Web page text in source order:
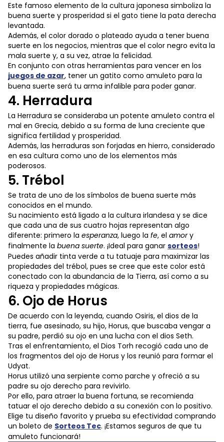
Este famoso elemento de la cultura japonesa simboliza la
buena suerte y prosperidad si el gato tiene la pata derecha
levantada.
Además, el color dorado o plateado ayuda a tener buena
suerte en los negocios, mientras que el color negro evita la
mala suerte y, a su vez, atrae la felicidad.
En conjunto con otras herramientas para vencer en los
juegos de azar, tener un gatito como amuleto para la
buena suerte será tu arma infalible para poder ganar.
4. Herradura
La Herradura se consideraba un potente amuleto contra el
mal en Grecia, debido a su forma de luna creciente que
significa fertilidad y prosperidad.
Además, las herraduras son forjadas en hierro, considerado
en esa cultura como uno de los elementos más
poderosos.
5. Trébol
Se trata de uno de los símbolos de buena suerte más
conocidos en el mundo.
Su nacimiento está ligado a la cultura irlandesa y se dice
que cada una de sus cuatro hojas representan algo
diferente: primero la esperanza, luego la fe, el amory
finalmente la buena suerte. ¡Ideal para ganar sorteos!
Puedes añadir tinta verde a tu tatuaje para maximizar las
propiedades del trébol, pues se cree que este color está
conectado con la abundancia de la Tierra, así como a su
riqueza y propiedades mágicas.
6. Ojo de Horus
De acuerdo con la leyenda, cuando Osiris, el dios de la
tierra, fue asesinado, su hijo, Horus, que buscaba vengar a
su padre, perdió su ojo en una lucha con el dios Seth.
Tras el enfrentamiento, el Dios Torh recogió cada uno de
los fragmentos del ojo de Horus y los reunió para formar el
Udyat.
Horus utilizó una serpiente como parche y ofreció a su
padre su ojo derecho para revivirlo.
Por ello, para atraer la buena fortuna, se recomienda
tatuar el ojo derecho debido a su conexión con lo positivo.
Elige tu diseño favorito y prueba su efectividad comprando
un boleto de Sorteos Tec. ¡Estamos seguros de que tu
amuleto funcionará!